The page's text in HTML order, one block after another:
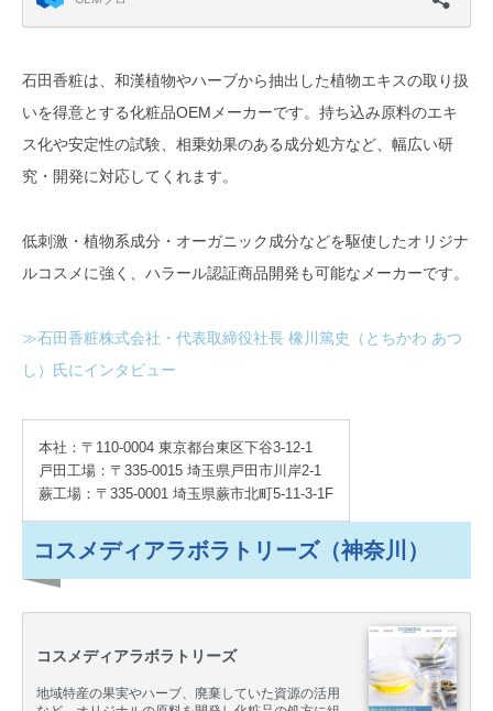
石田香粧は、和漢植物やハーブから抽出した植物エキスの取り扱
いを得意とする化粧品OEMメーカーです。持ち込み原料のエキ
ス化や安定性の試験、相乗効果のある成分処方など、幅広い研
究・開発に対応してくれます。
低刺激・植物系成分・オーガニック成分などを駆使したオリジナ
ルコスメに強く、ハラール認証商品開発も可能なメーカーです。
≫石田香粧株式会社・代表取締役社長 橡川篤史（とちかわ あつ
し）氏にインタビュー
本社：〒110-0004 東京都台東区下谷3-12-1
戸田工場：〒335-0015 埼玉県戸田市川岸2-1
蕨工場：〒335-0001 埼玉県蕨市北町5-11-3-1F
コスメディアラボラトリーズ（神奈川）